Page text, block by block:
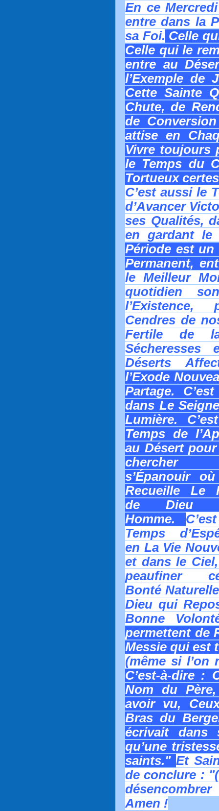
En ce
entre dans la
sa Foi. Celle
Celle qui le
entre au
l’Exemple de
Cette Sainte
Chute, de
de
attise en
Vivre toujours
le Temps du
Tortueux
C’est aussi le
d’Avancer
ses Qualités,
en gardant le
Période est un
Permanent,
le Meilleur
quotidien
Cendres de
Fertile de
Déserts
l’Exode
Partage.
dans Le
Lumière.
Temps de
au Désert
s’Épanouir
Recueille Le
de Dieu
Homme.
Temps
en La Vie
et dans le
peaufiner
Bonté
Dieu qui
Bonne
permettent de
Messie qui est
(même si l’on
C’est-à-dire :
Nom du
avoir vu,
Bras du
écrivait
qu’une
saints." Et
de conclure :
Amen !